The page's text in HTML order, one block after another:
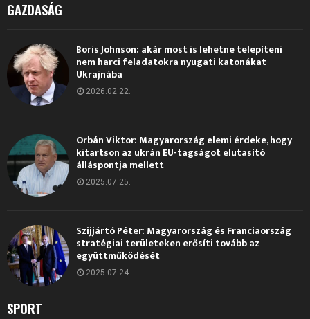
GAZDASÁG
Boris Johnson: akár most is lehetne telepíteni
nem harci feladatokra nyugati katonákat
Ukrajnába
2026.02.22.
Orbán Viktor: Magyarország elemi érdeke, hogy
kitartson az ukrán EU-tagságot elutasító
álláspontja mellett
2025.07.25.
Szijjártó Péter: Magyarország és Franciaország
stratégiai területeken erősíti tovább az
együttműködését
2025.07.24.
SPORT